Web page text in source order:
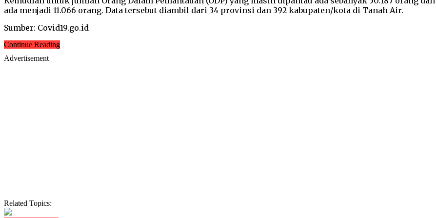
ada menjadi 11.066 orang. Data tersebut diambil dari 34 provinsi dan 392 kabupaten/kota di Tanah Air.
Sumber: Covid19.go.id
Continue Reading
Advertisement
Related Topics: